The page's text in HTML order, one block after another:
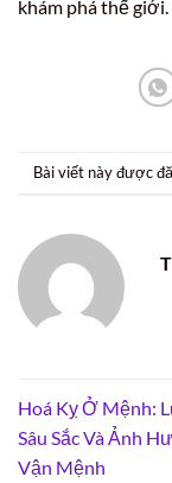
khám phá thế giới.
Bài viết này được
Hoá Kỵ Ở Mệnh:
Sâu Sắc Và Ảnh
Vận Mệnh